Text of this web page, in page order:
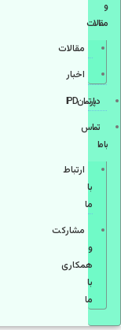
و
مقالات
مقالات
اخبار
دپارتمانIPD
تماس
با ما
ارتباط
با
ما
مشاركت
و
همكاری
با
ما